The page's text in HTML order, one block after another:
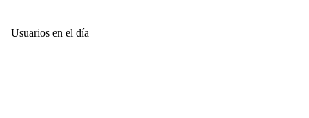
Usuarios en el día